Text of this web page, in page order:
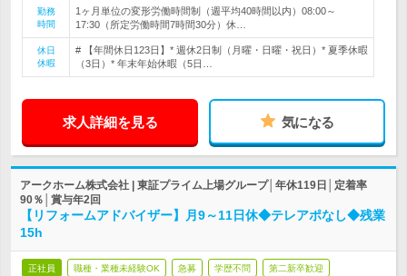
勤務
時間
1ヶ月単位の変形労働時間制（週平均40時間以内）08:00～
17:30（所定労働時間7時間30分）休…
休日
休暇
# 【年間休日123日】* 週休2日制（月曜・日曜・祝日）* 夏季休暇
（3日）* 年末年始休暇（5日…
求人詳細を見る 気になる
アークホーム株式会社 | 東証プライム上場グループ│年休119日│定着率
90％│賞与年2回
【リフォームアドバイザー】月9～11日休◆テレアポなし◆残業
15h
正社員 職種・業種未経験OK 急募 学歴不問 第二新卒歓迎